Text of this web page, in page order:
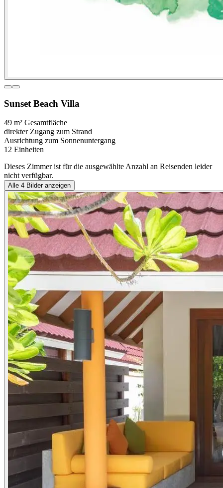
Sunset Beach Villa
49 m² Gesamtfläche
direkter Zugang zum Strand
Ausrichtung zum Sonnenuntergang
12 Einheiten
Dieses Zimmer ist für die ausgewählte Anzahl an Reisenden leider
nicht verfügbar.
Alle 4 Bilder anzeigen